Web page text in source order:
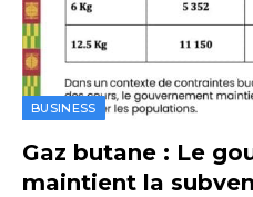
BUSINESS
Gaz butane : Le
maintient la